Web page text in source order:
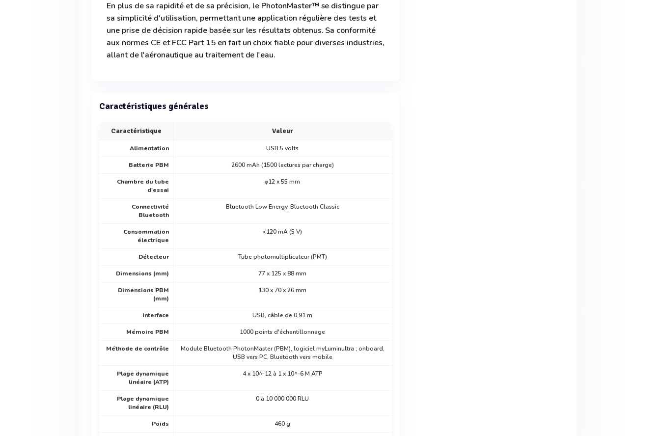
En plus de sa rapidité et de sa précision, le PhotonMaster™ se distingue par
sa simplicité d'utilisation, permettant une application régulière des tests et
une prise de décision rapide basée sur les résultats obtenus. Sa conformité
aux normes CE et FCC Part 15 en fait un choix fiable pour diverses industries,
allant de l'aéronautique au traitement de l'eau.
Caractéristiques générales
Caractéristique Valeur
Alimentation USB 5 volts
Batterie PBM 2600 mAh (1500 lectures par charge)
Chambre du tube
d'essai
φ12 x 55 mm
Connectivité
Bluetooth
Bluetooth Low Energy, Bluetooth Classic
Consommation
électrique
<120 mA (5 V)
Détecteur Tube photomultiplicateur (PMT)
Dimensions (mm) 77 x 125 x 88 mm
Dimensions PBM
(mm)
130 x 70 x 26 mm
Interface USB, câble de 0,91 m
Mémoire PBM 1000 points d'échantillonnage
Méthode de contrôle
Module Bluetooth PhotonMaster (PBM), logiciel myLuminultra ; onboard,
USB vers PC, Bluetooth vers mobile
Plage dynamique
linéaire (ATP)
4 x 10^-12 à 1 x 10^-6 M ATP
Plage dynamique
linéaire (RLU)
0 à 10 000 000 RLU
Poids 460 g